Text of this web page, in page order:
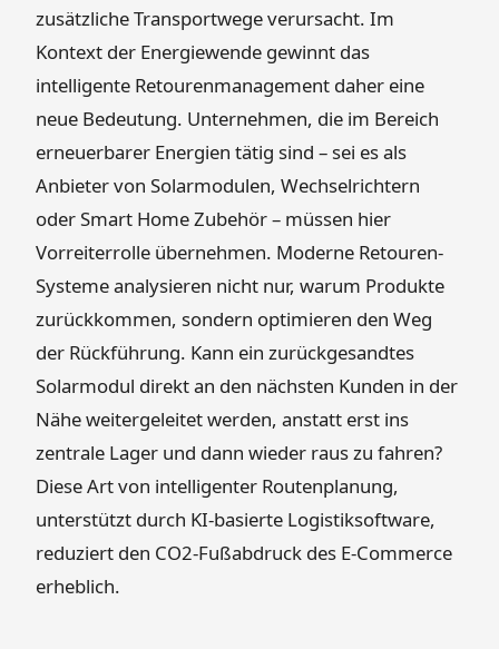
zusätzliche Transportwege verursacht. Im
Kontext der Energiewende gewinnt das
intelligente Retourenmanagement daher eine
neue Bedeutung. Unternehmen, die im Bereich
erneuerbarer Energien tätig sind – sei es als
Anbieter von Solarmodulen, Wechselrichtern
oder Smart Home Zubehör – müssen hier
Vorreiterrolle übernehmen. Moderne Retouren-
Systeme analysieren nicht nur, warum Produkte
zurückkommen, sondern optimieren den Weg
der Rückführung. Kann ein zurückgesandtes
Solarmodul direkt an den nächsten Kunden in der
Nähe weitergeleitet werden, anstatt erst ins
zentrale Lager und dann wieder raus zu fahren?
Diese Art von intelligenter Routenplanung,
unterstützt durch KI-basierte Logistiksoftware,
reduziert den CO2-Fußabdruck des E-Commerce
erheblich.